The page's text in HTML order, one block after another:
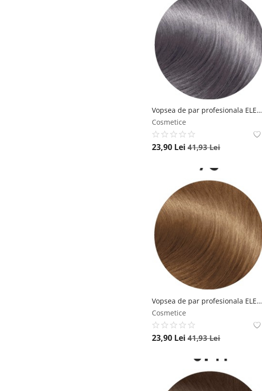
Vopsea de par profesionala ELEMENT 7.12 Ash Irise Blonde 100ml Element
Cosmetice
23,90 Lei 41,93Lei
Vopsea de par profesionala ELEMENT 7S Sand Beige Blonde 100ml Element
Cosmetice
23,90 Lei 41,93Lei